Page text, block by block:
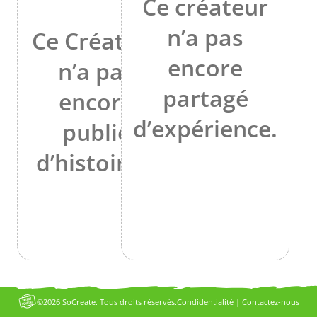
Ce Créateur
n’a pas
encore
publié
d’histoires.
Ce créateur
n’a pas
encore
partagé
d’expérience.
Condidentialité |Contactez-nous
©2026 SoCreate. Tous droits réservés.